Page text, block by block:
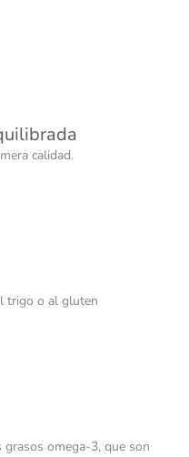
calidad.
trigo o al gluten
grasos omega-3, que son